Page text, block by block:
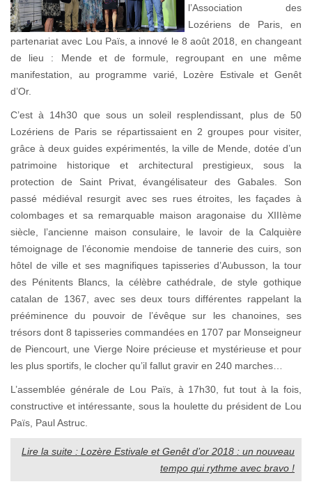
l’Association des
Lozériens de Paris, en
partenariat avec Lou Païs, a innové le 8 août 2018, en changeant
de lieu : Mende et de formule, regroupant en une même
manifestation, au programme varié, Lozère Estivale et Genêt
d’Or.
C’est à 14h30 que sous un soleil resplendissant, plus de 50
Lozériens de Paris se répartissaient en 2 groupes pour visiter,
grâce à deux guides expérimentés, la ville de Mende, dotée d’un
patrimoine historique et architectural prestigieux, sous la
protection de Saint Privat, évangélisateur des Gabales. Son
passé médiéval resurgit avec ses rues étroites, les façades à
colombages et sa remarquable maison aragonaise du XIIIème
siècle, l’ancienne maison consulaire, le lavoir de la Calquière
témoignage de l’économie mendoise de tannerie des cuirs, son
hôtel de ville et ses magnifiques tapisseries d’Aubusson, la tour
des Pénitents Blancs, la célèbre cathédrale, de style gothique
catalan de 1367, avec ses deux tours différentes rappelant la
prééminence du pouvoir de l’évêque sur les chanoines, ses
trésors dont 8 tapisseries commandées en 1707 par Monseigneur
de Piencourt, une Vierge Noire précieuse et mystérieuse et pour
les plus sportifs, le clocher qu’il fallut gravir en 240 marches…
L’assemblée générale de Lou Païs, à 17h30, fut tout à la fois,
constructive et intéressante, sous la houlette du président de Lou
Païs, Paul Astruc.
Lire la suite : Lozère Estivale et Genêt d’or 2018 : un nouveau
tempo qui rythme avec bravo !